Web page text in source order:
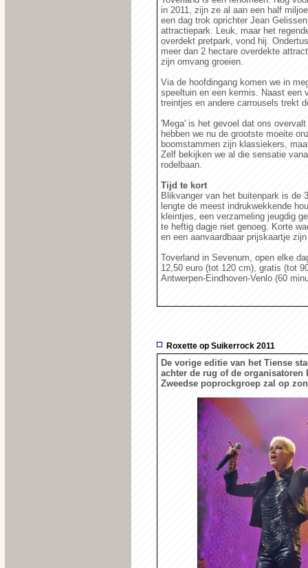
in 2011, zijn ze al aan een half
een dag trok oprichter Jean
attractiepark. Leuk, maar het
overdekt pretpark, vond hij.
meer dan 2 hectare overdekte
zijn omvang groeien.
Via de hoofdingang komen we in
speeltuin en een kermis. Naast een
treintjes en andere carrousels trekt
'Mega' is het gevoel dat ons
hebben we nu de grootste moeite
boomstammen zijn klassiekers,
Zelf bekijken we al die sensatie
rodelbaan.
Tijd te kort
Blikvanger van het buitenpark is de
lengte de meest indrukwekkende
kleintjes, een verzameling jeugdig
te heftig dagje niet genoeg. Korte
en een aanvaardbaar prijskaartje
Toverland in Sevenum, open elke
12,50 euro (tot 120 cm), gratis (tot
Antwerpen-Eindhoven-Venlo (60
Roxette op Suikerrock 2011
De vorige editie van het Tiense
achter de rug of de organisatoren
Zweedse poprockgroep zal op